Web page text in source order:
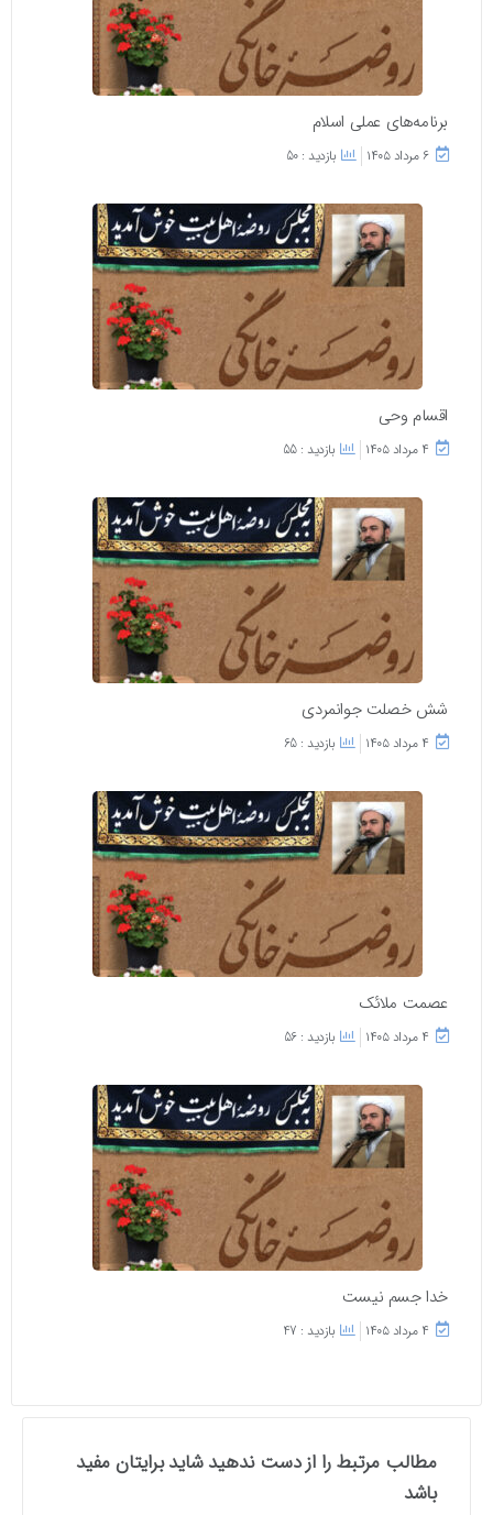
برنامه‌های عملی اسلام
۶ مرداد ۱۴۰۵ بازدید : 50
اقسام وحی
۴ مرداد ۱۴۰۵ بازدید : 55
شش خصلت جوانمردی
۴ مرداد ۱۴۰۵ بازدید : 65
عصمت ملائک
۴ مرداد ۱۴۰۵ بازدید : 56
خدا جسم نیست
۴ مرداد ۱۴۰۵ بازدید : 47
مطالب مرتبط را از دست ندهید شاید برایتان مفید
باشد